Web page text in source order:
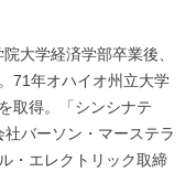
大学経済学部卒業後、
71年オハイオ州立大学
取得。「シンシナテ
バーソン・マーステラ
・エレクトリック取締